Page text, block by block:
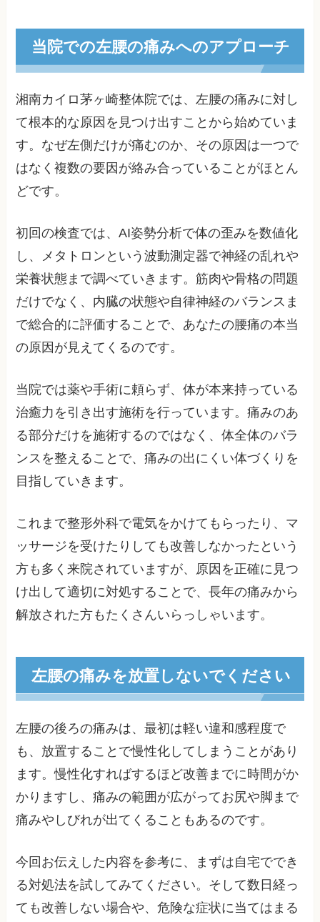
当院での左腰の痛みへのアプローチ
湘南カイロ茅ヶ崎整体院では、左腰の痛みに対し
て根本的な原因を見つけ出すことから始めていま
す。なぜ左側だけが痛むのか、その原因は一つで
はなく複数の要因が絡み合っていることがほとん
どです。
初回の検査では、AI姿勢分析で体の歪みを数値化
し、メタトロンという波動測定器で神経の乱れや
栄養状態まで調べていきます。筋肉や骨格の問題
だけでなく、内臓の状態や自律神経のバランスま
で総合的に評価することで、あなたの腰痛の本当
の原因が見えてくるのです。
当院では薬や手術に頼らず、体が本来持っている
治癒力を引き出す施術を行っています。痛みのあ
る部分だけを施術するのではなく、体全体のバラ
ンスを整えることで、痛みの出にくい体づくりを
目指していきます。
これまで整形外科で電気をかけてもらったり、マ
ッサージを受けたりしても改善しなかったという
方も多く来院されていますが、原因を正確に見つ
け出して適切に対処することで、長年の痛みから
解放された方もたくさんいらっしゃいます。
左腰の痛みを放置しないでください
左腰の後ろの痛みは、最初は軽い違和感程度で
も、放置することで慢性化してしまうことがあり
ます。慢性化すればするほど改善までに時間がか
かりますし、痛みの範囲が広がってお尻や脚まで
痛みやしびれが出てくることもあるのです。
今回お伝えした内容を参考に、まずは自宅ででき
る対処法を試してみてください。そして数日経っ
ても改善しない場合や、危険な症状に当てはまる